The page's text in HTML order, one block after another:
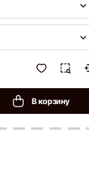
В корзину